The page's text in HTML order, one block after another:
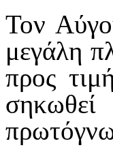
Τον
μεγάλη
προς